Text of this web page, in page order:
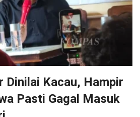
Dinilai Kacau, Hampir
Pasti Gagal Masuk